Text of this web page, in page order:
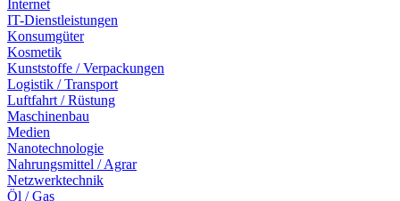
Internet
IT-Dienstleistungen
Konsumgüter
Kosmetik
Kunststoffe / Verpackungen
Logistik / Transport
Luftfahrt / Rüstung
Maschinenbau
Medien
Nanotechnologie
Nahrungsmittel / Agrar
Netzwerktechnik
Öl / Gas